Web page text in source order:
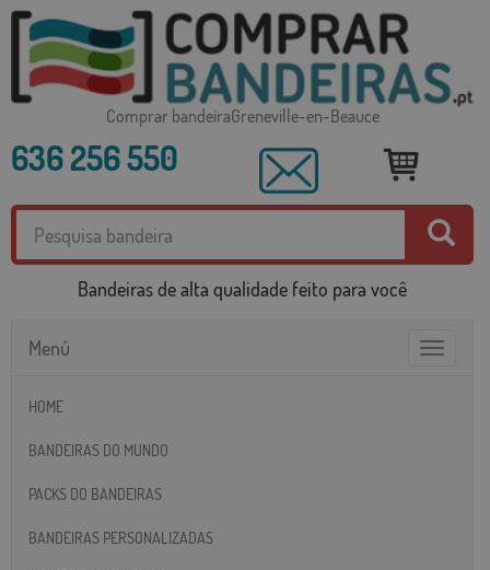
Comprar bandeiraGreneville-en-Beauce
636 256 550
Bandeiras de alta qualidade feito para você
Toggle
Menú
HOME
BANDEIRAS DO MUNDO
PACKS DO BANDEIRAS
BANDEIRAS PERSONALIZADAS